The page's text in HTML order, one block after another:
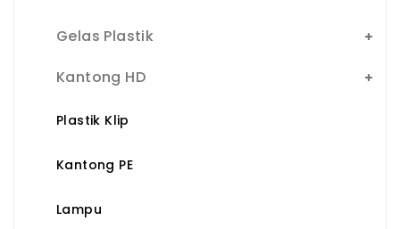
Gelas Plastik
Kantong HD
Plastik Klip
Kantong PE
Lampu